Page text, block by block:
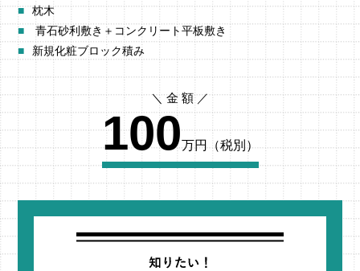
枕木
青石砂利敷き＋コンクリート平板敷き
新規化粧ブロック積み
100万円（税別）